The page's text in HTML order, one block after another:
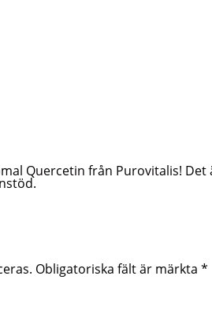
Quercetin från Purovitalis!
Obligatoriska fält är märkta *